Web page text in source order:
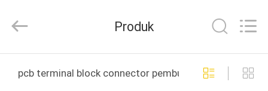
Reserved.
Produk
pcb terminal block connector pembuatan online